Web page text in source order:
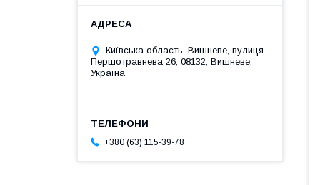
Київська область, Вишневе, вулиця
Першотравнева 26, 08132, Вишневе,
Україна
+380 (63) 115-39-78